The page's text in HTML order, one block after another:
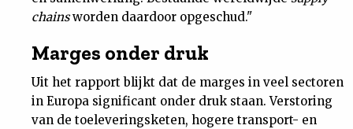
chainsworden daardoor opgeschud."
Marges onder druk
Uit het rapport blijkt dat de marges in veel sectoren
in Europa significant onder druk staan. Verstoring
van de toeleveringsketen, hogere transport- en